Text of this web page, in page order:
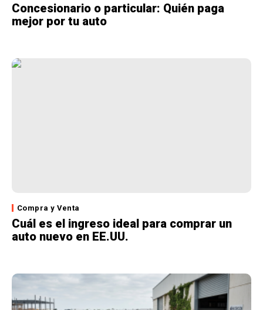
Concesionario o particular: Quién paga
mejor por tu auto
Compra y Venta
Cuál es el ingreso ideal para comprar un
auto nuevo en EE.UU.